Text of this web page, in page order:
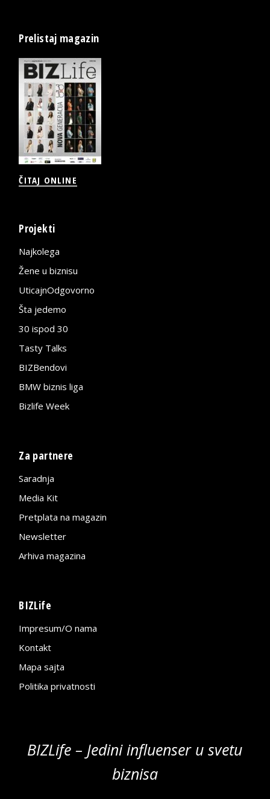
Prelistaj magazin
ČITAJ ONLINE
Projekti
Najkolega
Žene u biznisu
UticajnOdgovorno
Šta jedemo
30 ispod 30
Tasty Talks
BIZBendovi
BMW biznis liga
Bizlife Week
Za partnere
Saradnja
Media Kit
Pretplata na magazin
Newsletter
Arhiva magazina
BIZLife
Impresum/O nama
Kontakt
Mapa sajta
Politika privatnosti
BIZLife – Jedini influenser u svetu
biznisa